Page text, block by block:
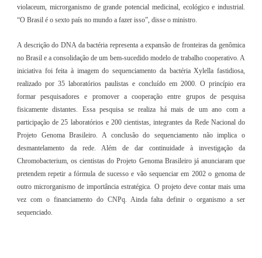
violaceum, microrganismo de grande potencial medicinal, ecológico e industrial.
“O Brasil é o sexto país no mundo a fazer isso”, disse o ministro.
A descrição do DNA da bactéria representa a expansão de fronteiras da genômica
no Brasil e a consolidação de um bem-sucedido modelo de trabalho cooperativo. A
iniciativa foi feita à imagem do sequenciamento da bactéria Xylella fastidiosa,
realizado por 35 laboratórios paulistas e concluído em 2000. O princípio era
formar pesquisadores e promover a cooperação entre grupos de pesquisa
fisicamente distantes. Essa pesquisa se realiza há mais de um ano com a
participação de 25 laboratórios e 200 cientistas, integrantes da Rede Nacional do
Projeto Genoma Brasileiro. A conclusão do sequenciamento não implica o
desmantelamento da rede. Além de dar continuidade à investigação da
Chromobacterium, os cientistas do Projeto Genoma Brasileiro já anunciaram que
pretendem repetir a fórmula de sucesso e vão sequenciar em 2002 o genoma de
outro microrganismo de importância estratégica. O projeto deve contar mais uma
vez com o financiamento do CNPq. Ainda falta definir o organismo a ser
sequenciado.